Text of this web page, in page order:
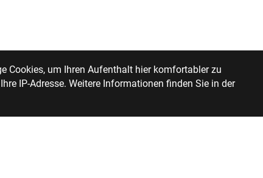
Cookies, um Ihren Aufenthalt hier komfortabler zu
IP-Adresse. Weitere Informationen finden Sie in der